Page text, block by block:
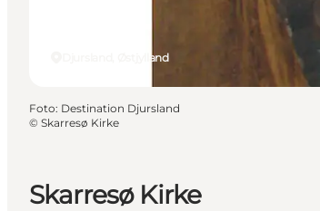
Skarresø Kirke
Djursland, Østjylland
Foto: Destination Djursland
© Skarresø Kirke